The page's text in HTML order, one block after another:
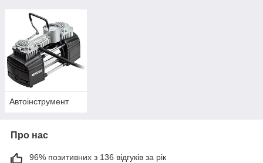
Автоінструмент
Про нас
96% позитивних з 136 відгуків за рік